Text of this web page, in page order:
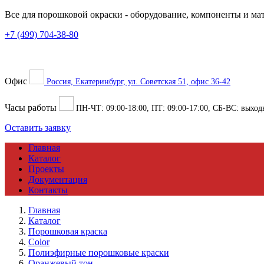
Все для порошковой окраски - оборудование, компоненты и
+7 (499) 704-38-80
Офис Россия, Екатеринбург, ул. Советская 51, офис 36-42
Часы работы ПН-ЧТ: 09:00-18:00 , ПТ: 09:00-17:00 , СБ-ВС:
Оставить заявку
Главная
Каталог
Проекты
Документация
Контакты
Главная
Каталог
Порошковая краска
Color
Полиэфирные порошковые краски